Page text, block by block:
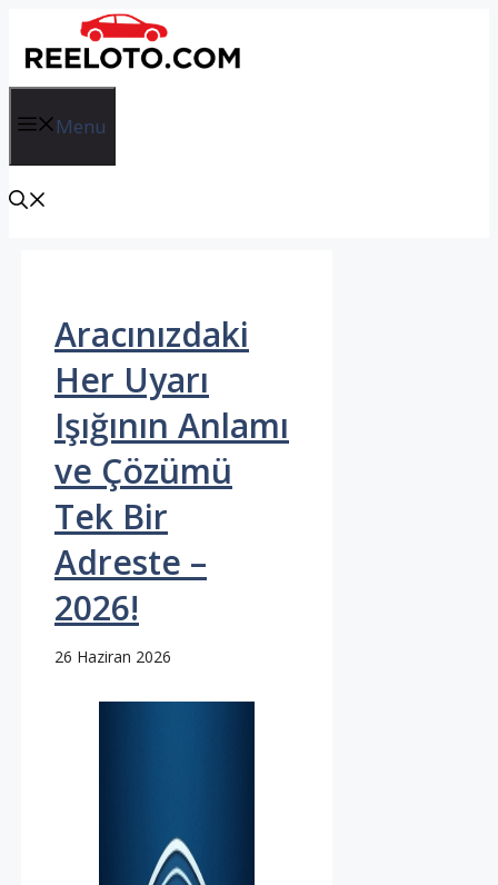
atla
Menu
Aracınızdaki
Her Uyarı
Işığının Anlamı
ve Çözümü
Tek Bir
Adreste –
2026!
26 Haziran 2026